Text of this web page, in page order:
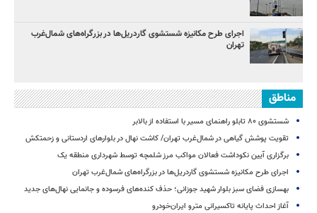
اجرای طرح مکانیزه شستشوی گاردریل‌ها در بزرگراه‌های شمال‌غرب
تهران
مناطق
شستشوی ۸۰ تابلو راهنمای مسیر با استفاده از بالابر
تقویت پوشش گیاهی در شمال‌غرب تهران/ کاشت نهال در بلوارهای اردستانی و زحمتکش
برگزاری آیین نکوداشت فعالان مواکب مرز شلمچه توسط شهرداری منطقه یک
اجرای طرح مکانیزه شستشوی گاردریل‌ها در بزرگراه‌های شمال‌غرب تهران
بهسازی فضای سبز بلوار شهید جوزانی؛ حذف کنده‌های فرسوده و جانمایی نهال‌های جدید
آغاز احداث پایانه تاکسیرانی مترو ایران‌خودرو